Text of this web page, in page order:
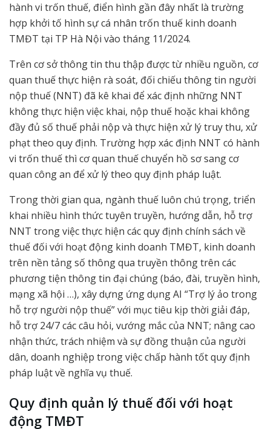
hành vi trốn thuế, điển hình gần đây nhất là trường
hợp khởi tố hình sự cá nhân trốn thuế kinh doanh
TMĐT tại TP Hà Nội vào tháng 11/2024.
Trên cơ sở thông tin thu thập được từ nhiều nguồn, cơ
quan thuế thực hiện rà soát, đối chiếu thông tin người
nộp thuế (NNT) đã kê khai để xác định những NNT
không thực hiện việc khai, nộp thuế hoặc khai không
đầy đủ số thuế phải nộp và thực hiện xử lý truy thu, xử
phạt theo quy định. Trường hợp xác định NNT có hành
vi trốn thuế thì cơ quan thuế chuyển hồ sơ sang cơ
quan công an để xử lý theo quy định pháp luật.
Trong thời gian qua, ngành thuế luôn chú trọng, triển
khai nhiều hình thức tuyên truyền, hướng dẫn, hỗ trợ
NNT trong việc thực hiện các quy định chính sách về
thuế đối với hoạt động kinh doanh TMĐT, kinh doanh
trên nền tảng số thông qua truyền thông trên các
phương tiện thông tin đại chúng (báo, đài, truyền hình,
mạng xã hội …), xây dựng ứng dụng AI “Trợ lý ảo trong
hỗ trợ người nộp thuế” với mục tiêu kịp thời giải đáp,
hỗ trợ 24/7 các câu hỏi, vướng mắc của NNT; nâng cao
nhận thức, trách nhiệm và sự đồng thuận của người
dân, doanh nghiệp trong việc chấp hành tốt quy định
pháp luật về nghĩa vụ thuế.
Quy định quản lý thuế đối với hoạt
động TMĐT